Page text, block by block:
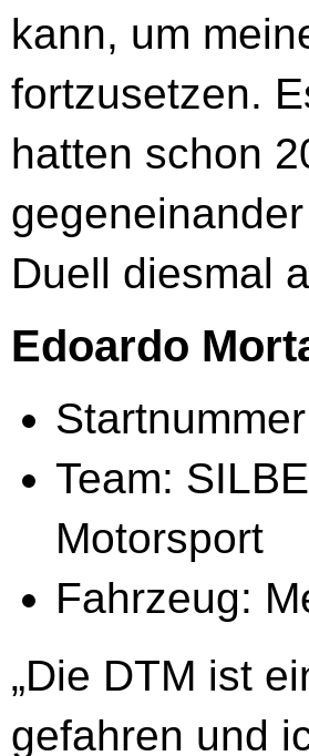
kann, um
fortzusetzen.
hatten schon
Duell diesmal
Edoardo
Team:
Motorsport
Fahrzeug:
„Die DTM ist
gefahren und